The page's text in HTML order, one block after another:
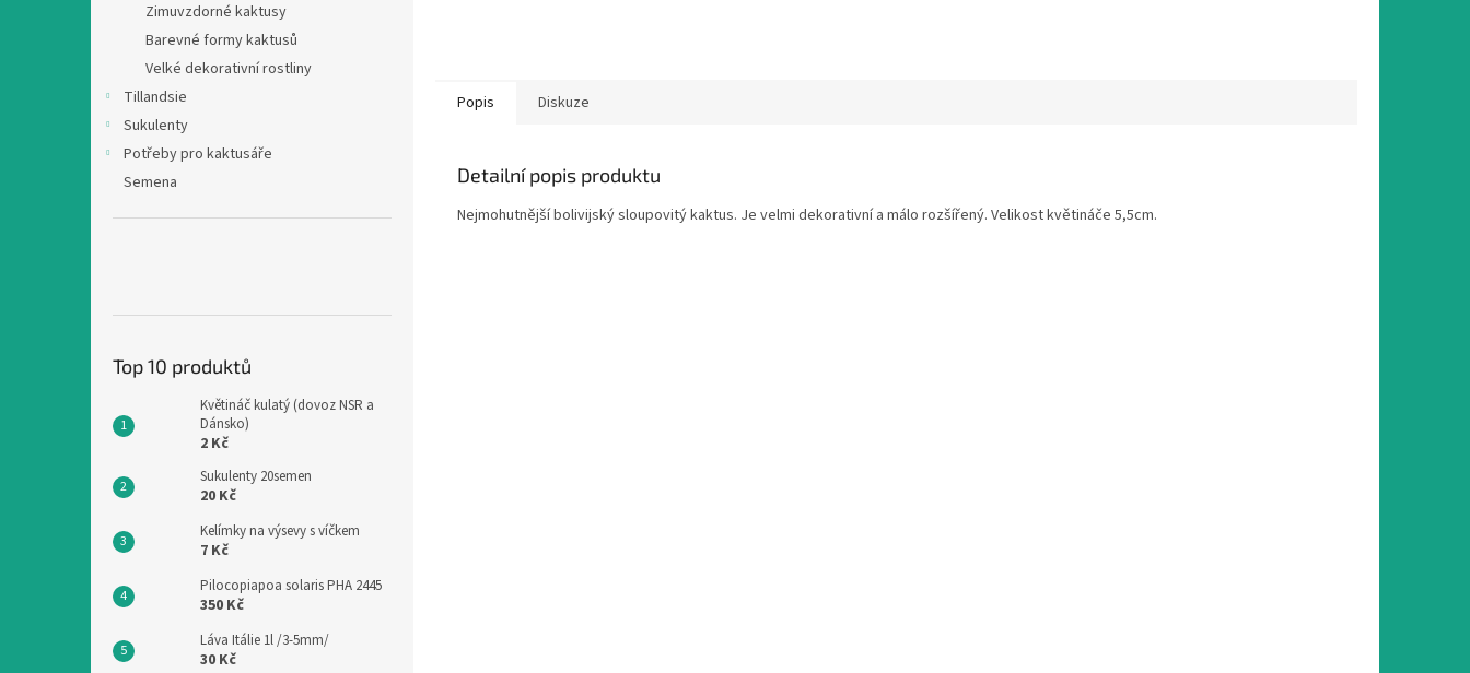
Zimuvzdorné kaktusy
Barevné formy kaktusů
Velké dekorativní rostliny
Tillandsie
Sukulenty
Potřeby pro kaktusáře
Semena
Top 10 produktů
Květináč kulatý (dovoz NSR a
Dánsko)
2 Kč
Sukulenty 20semen
20 Kč
Kelímky na výsevy s víčkem
7 Kč
Pilocopiapoa solaris PHA 2445
350 Kč
Láva Itálie 1l /3-5mm/
30 Kč
Popis Diskuze
Detailní popis produktu
Nejmohutnější bolivijský sloupovitý kaktus. Je velmi dekorativní a málo rozšířený. Velikost květináče 5,5cm.